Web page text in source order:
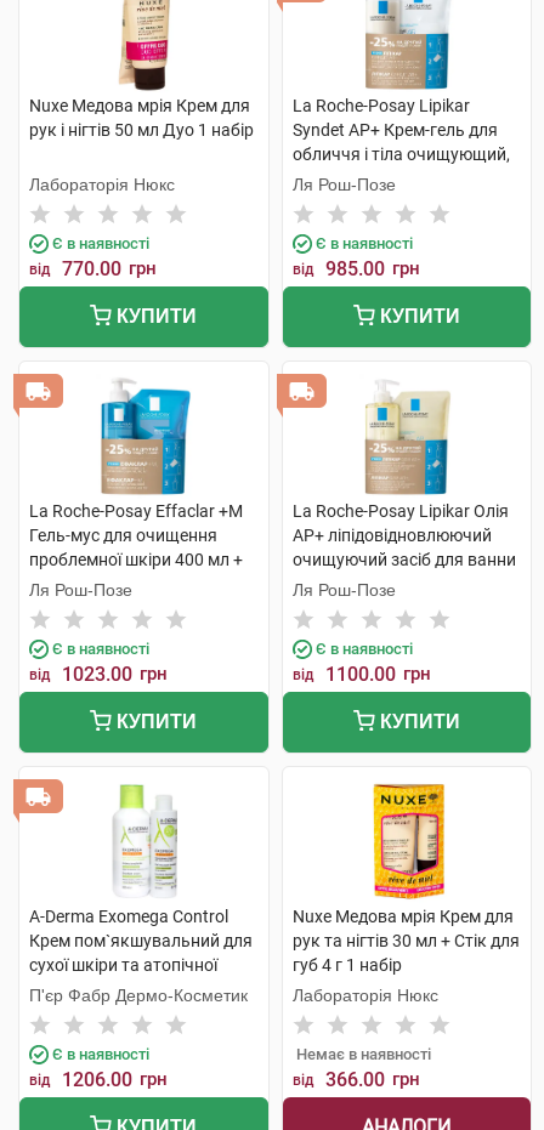
Nuxe Медова мрія Крем для
рук і нігтів 50 мл Дуо 1 набір
Лабораторія Нюкс
Є в наявності
від 770.00 грн
КУПИТИ
La Roche-Posay Lipikar
Syndet AP+ Крем-гель для
обличчя і тіла очищующий,
для дуже сухої шкіри 400 мл
+ рефіл 400 мл 1 набір
Ля Рош-Позе
Є в наявності
від 985.00 грн
КУПИТИ
La Roche-Posay Effaclar +М
Гель-мус для очищення
проблемної шкіри 400 мл +
рефіл 400 мл 1 набір
Ля Рош-Позе
Є в наявності
від 1023.00 грн
КУПИТИ
La Roche-Posay Lipikar Олія
AP+ ліпідовідновлюючий
очищуючий засіб для ванни
та душу 400 мл + рефіл 400
мл 1 набір
Ля Рош-Позе
Є в наявності
від 1100.00 грн
КУПИТИ
A-Derma Exomega Control
Крем пом`якшувальний для
сухої шкіри та атопічної
шкіри 400 мл + Гель-емолент
200 мл 1 набір
П'єр Фабр Дермо-Косметик
Є в наявності
від 1206.00 грн
Nuxe Медова мрія Крем для
рук та нігтів 30 мл + Стік для
губ 4 г 1 набір
Лабораторія Нюкс
Немає в наявності
від 366.00 грн